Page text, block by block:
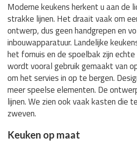
Moderne keukens herkent u aan de
strakke lijnen. Het draait vaak om
ontwerp, dus geen handgrepen en
inbouwapparatuur. Landelijke
het fornuis en de spoelbak zijn
wordt vooral gebruik gemaakt van
om het servies in op te bergen.
meer speelse elementen. De
lijnen. We zien ook vaak kasten die
zweven.
Keuken op maat